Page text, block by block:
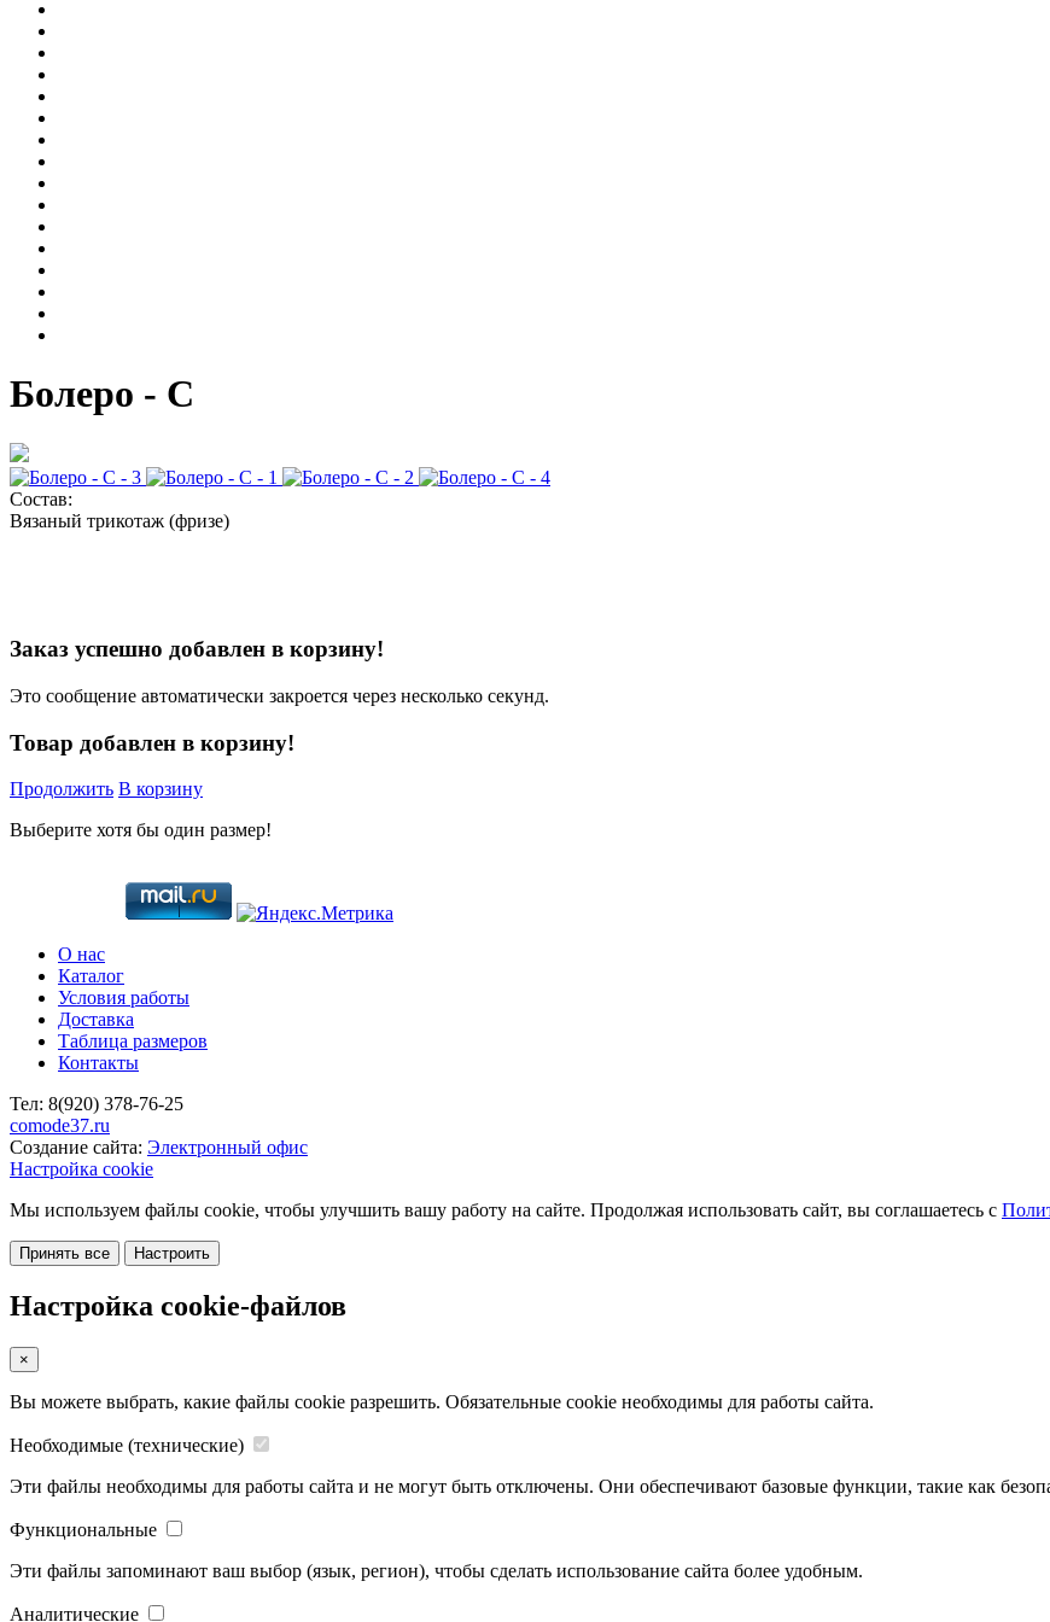
Болеро - С
Состав:
Вязаный трикотаж (фризе)
Заказ успешно добавлен в корзину!
Это сообщение автоматически закроется через несколько секунд.
Товар добавлен в корзину!
Продолжить В корзину
Выберите хотя бы один размер!
О нас
Каталог
Условия работы
Доставка
Таблица размеров
Контакты
Тел: 8(920) 378-76-25
comode37.ru
Создание сайта: Электронный офис
Настройка cookie
Мы используем файлы cookie, чтобы улучшить вашу работу на сайте. Продолжая использовать сайт, вы соглашаетесь с
Принять все Настроить
Настройка cookie-файлов
×
Вы можете выбрать, какие файлы cookie разрешить. Обязательные cookie необходимы для работы сайта.
Необходимые (технические)
Эти файлы необходимы для работы сайта и не могут быть отключены. Они обеспечивают базовые функции, такие как
Функциональные
Эти файлы запоминают ваш выбор (язык, регион), чтобы сделать использование сайта более удобным.
Аналитические